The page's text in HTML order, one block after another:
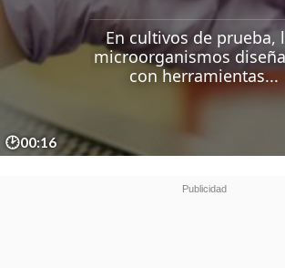
En cultivos de prueba,
microorganismos
con herramientas...
🕑00:16